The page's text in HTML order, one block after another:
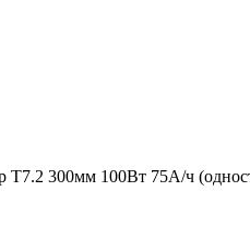
Т7.2 300мм 100Вт 75А/ч